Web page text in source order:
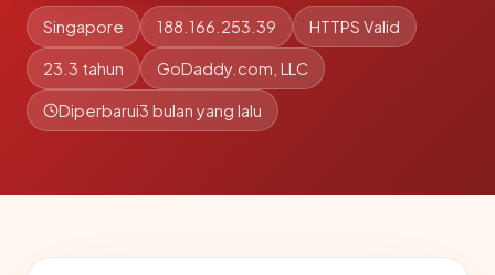
Singapore 188.166.253.39 HTTPS Valid
23.3 tahun GoDaddy.com, LLC
Diperbarui3 bulan yang lalu